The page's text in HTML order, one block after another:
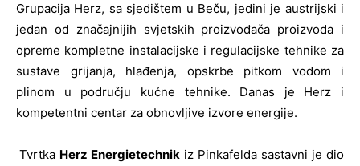
Grupacija Herz, sa sjedištem u Beču, jedini je austrijski i
jedan od značajnijih svjetskih proizvođača proizvoda i
opreme kompletne instalacijske i regulacijske tehnike za
sustave grijanja, hlađenja, opskrbe pitkom vodom i
plinom u području kućne tehnike. Danas je Herz i
kompetentni centar za obnovljive izvore energije.
Tvrtka Herz Energietechnik iz Pinkafelda sastavni je dio